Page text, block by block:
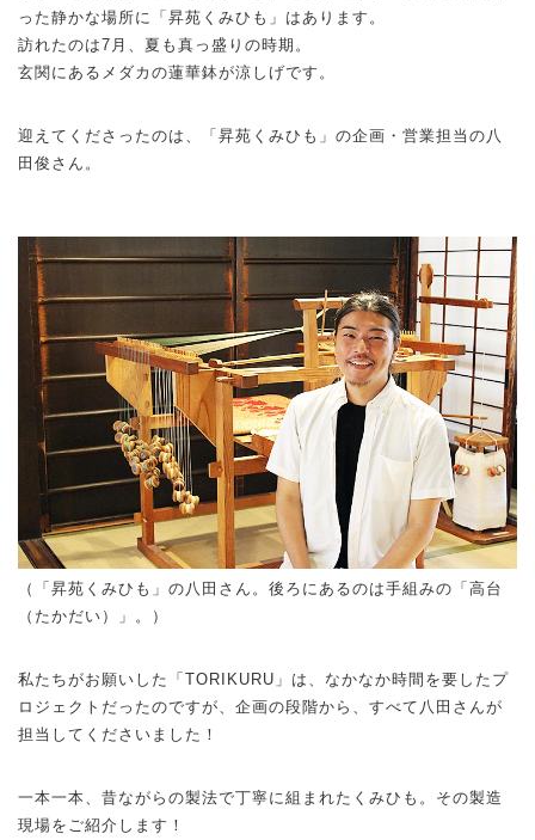
った静かな場所に「昇苑くみひも」はあります。
訪れたのは7月、夏も真っ盛りの時期。
玄関にあるメダカの蓮華鉢が涼しげです。
迎えてくださったのは、「昇苑くみひも」の企画・営業担当の八
田俊さん。
（「昇苑くみひも」の八田さん。後ろにあるのは手組みの「高台
（たかだい）」。）
私たちがお願いした「TORIKURU」は、なかなか時間を要したプ
ロジェクトだったのですが、企画の段階から、すべて八田さんが
担当してくださいました！
一本一本、昔ながらの製法で丁寧に組まれたくみひも。その製造
現場をご紹介します！